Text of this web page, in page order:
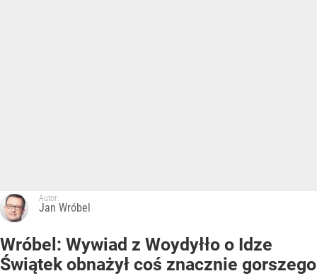
Autor:
Jan Wróbel
Wróbel: Wywiad z Woydyłło o Idze
Świątek obnażył coś znacznie gorszego